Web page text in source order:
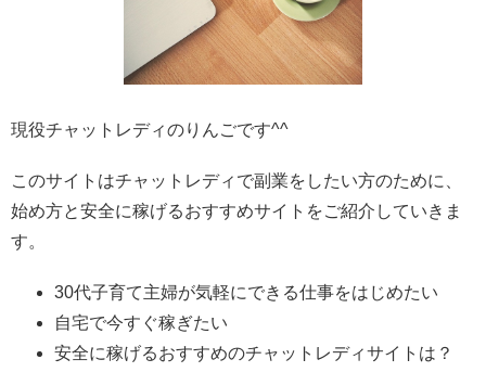
現役チャットレディのりんごです^^
このサイトはチャットレディで副業をしたい方のために、
始め方と安全に稼げるおすすめサイトをご紹介していきま
す。
30代子育て主婦が気軽にできる仕事をはじめたい
自宅で今すぐ稼ぎたい
安全に稼げるおすすめのチャットレディサイトは？